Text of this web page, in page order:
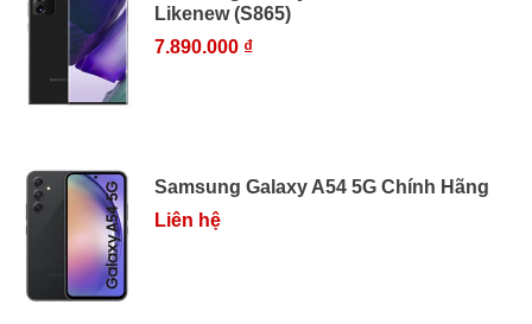
Likenew (S865)
7.890.000 ₫
Samsung Galaxy A54 5G Chính Hãng
Liên hệ